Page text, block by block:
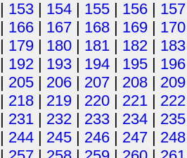
| 153 | 154 | 155 | 156 | 157
| 166 | 167 | 168 | 169 | 170
| 179 | 180 | 181 | 182 | 183
| 192 | 193 | 194 | 195 | 196
| 205 | 206 | 207 | 208 | 209
| 218 | 219 | 220 | 221 | 222
| 231 | 232 | 233 | 234 | 235
| 244 | 245 | 246 | 247 | 248